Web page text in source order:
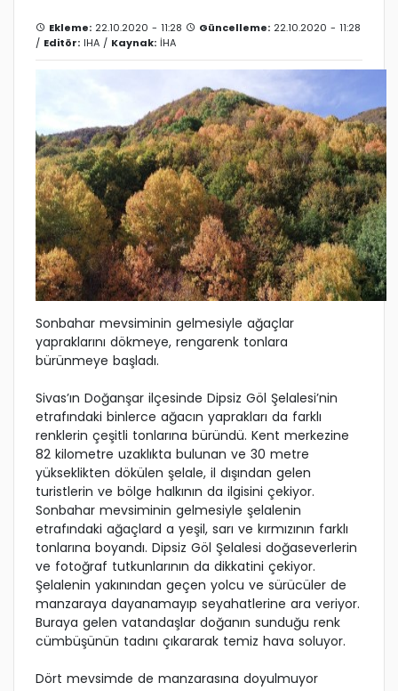
Ekleme: 22.10.2020 - 11:28 Güncelleme: 22.10.2020 - 11:28
/ Editör: IHA / Kaynak: İHA
Sonbahar mevsiminin gelmesiyle ağaçlar
yapraklarını dökmeye, rengarenk tonlara
bürünmeye başladı.
Sivas’ın Doğanşar ilçesinde Dipsiz Göl Şelalesi’nin
etrafındaki binlerce ağacın yaprakları da farklı
renklerin çeşitli tonlarına büründü. Kent merkezine
82 kilometre uzaklıkta bulunan ve 30 metre
yükseklikten dökülen şelale, il dışından gelen
turistlerin ve bölge halkının da ilgisini çekiyor.
Sonbahar mevsiminin gelmesiyle şelalenin
etrafındaki ağaçlard a yeşil, sarı ve kırmızının farklı
tonlarına boyandı. Dipsiz Göl Şelalesi doğaseverlerin
ve fotoğraf tutkunlarının da dikkatini çekiyor.
Şelalenin yakınından geçen yolcu ve sürücüler de
manzaraya dayanamayıp seyahatlerine ara veriyor.
Buraya gelen vatandaşlar doğanın sunduğu renk
cümbüşünün tadını çıkararak temiz hava soluyor.
Dört mevsimde de manzarasına doyulmuyor